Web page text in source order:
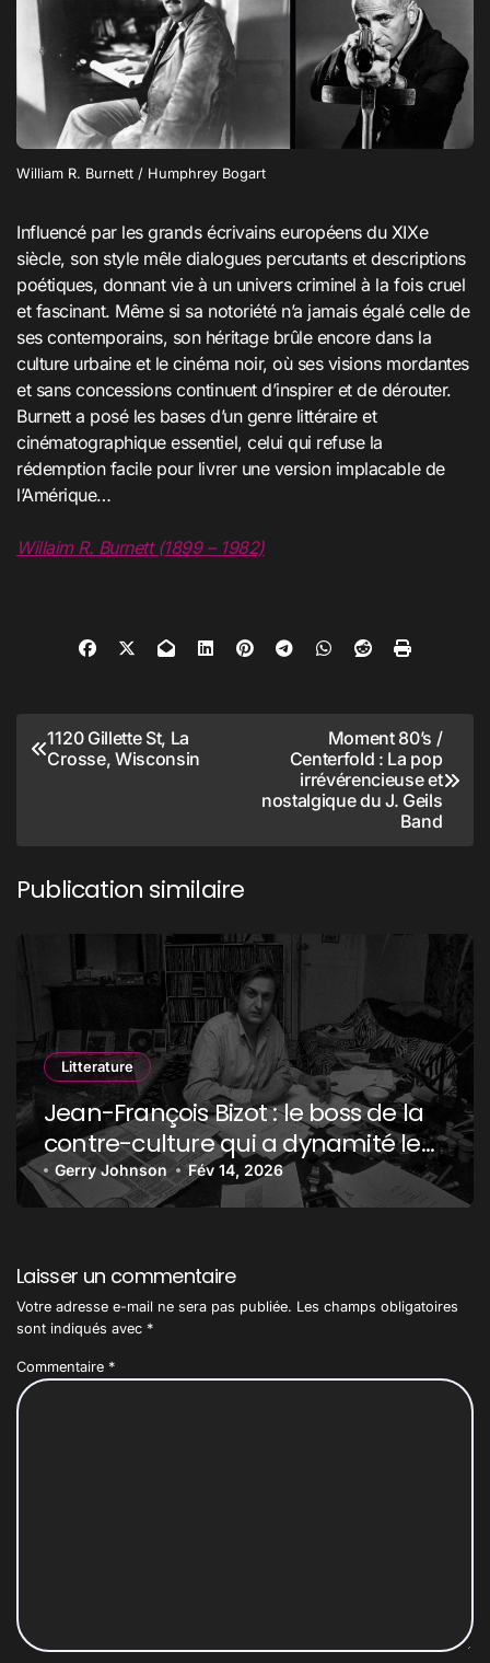
William R. Burnett / Humphrey Bogart
Influencé par les grands écrivains européens du XIXe
siècle, son style mêle dialogues percutants et descriptions
poétiques, donnant vie à un univers criminel à la fois cruel
et fascinant. Même si sa notoriété n’a jamais égalé celle de
ses contemporains, son héritage brûle encore dans la
culture urbaine et le cinéma noir, où ses visions mordantes
et sans concessions continuent d’inspirer et de dérouter.
Burnett a posé les bases d’un genre littéraire et
cinématographique essentiel, celui qui refuse la
rédemption facile pour livrer une version implacable de
l’Amérique…
Willaim R. Burnett (1899 – 1982)
Navigation
de
1120 Gillette St, La
Crosse, Wisconsin
Moment 80’s /
Centerfold : La pop
irrévérencieuse et
nostalgique du J. Geils
Band
Publication similaire
Litterature
Jean-François Bizot : le boss de la
contre-culture qui a dynamité le
paysage littéraire français
Gerry Johnson Fév 14, 2026
Laisser un commentaire
Votre adresse e-mail ne sera pas publiée. Les champs obligatoires
sont indiqués avec *
Commentaire *